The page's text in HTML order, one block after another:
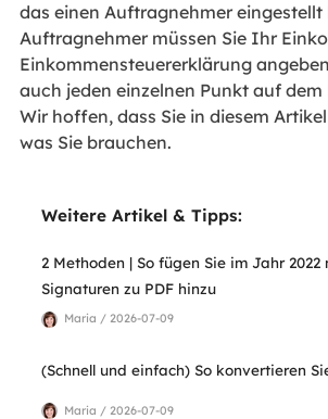
das einen Auftragnehmer eingestellt
Auftragnehmer müssen Sie Ihr
Einkommensteuererklärung
auch jeden einzelnen Punkt auf
Wir hoffen, dass Sie in diesem
was Sie brauchen.
Weitere Artikel & Tipps:
2 Methoden | So fügen Sie im Jahr 2022
Signaturen zu PDF hinzu
Maria / 2026-07-09
(Schnell und einfach) So konvertieren
Maria / 2026-07-09